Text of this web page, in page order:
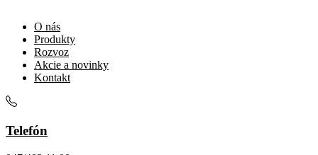
O nás
Produkty
Rozvoz
Akcie a novinky
Kontakt
Telefón